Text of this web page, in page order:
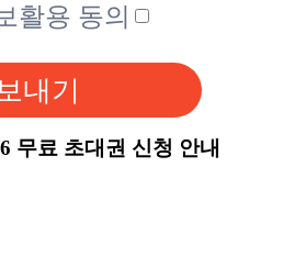
활용 동의
보내기
무료 초대권 신청 안내